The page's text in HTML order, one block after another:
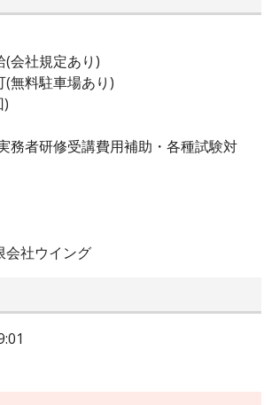
(会社規定あり)
(無料駐車場あり)
)
務者研修受講費用補助・各種試験対
会社ウイング